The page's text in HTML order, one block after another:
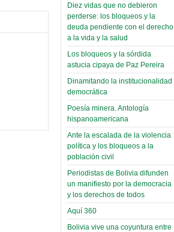
Read more...
Creacionismo,
filtraciones e
inicio de la
campaña del
MAS
(Miscelánea
palaciega 6)
El Infamatorio
Domingo, 12 Mayo 2019
Read more...
Diez vidas que no debieron
perderse: los bloqueos y la
deuda pendiente con el derecho
a la vida y la salud
Los bloqueos y la sórdida
astucia cipaya de Paz Pereira
Dinamitando la institucionalidad
democrática
Poesía minera. Antología
hispanoamericana
Ante la escalada de la violencia
política y los bloqueos a la
población civil
Periodistas de Bolivia difunden
un manifiesto por la democracia
y los derechos de todos
Aquí 360
Bolivia vive una coyuntura entre